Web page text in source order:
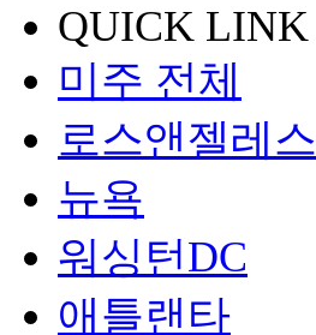
QUICK LINK
미주 전체
로스앤젤레스
뉴욕
워싱턴DC
애틀랜타